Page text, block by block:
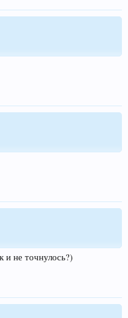
и не точнулось?)